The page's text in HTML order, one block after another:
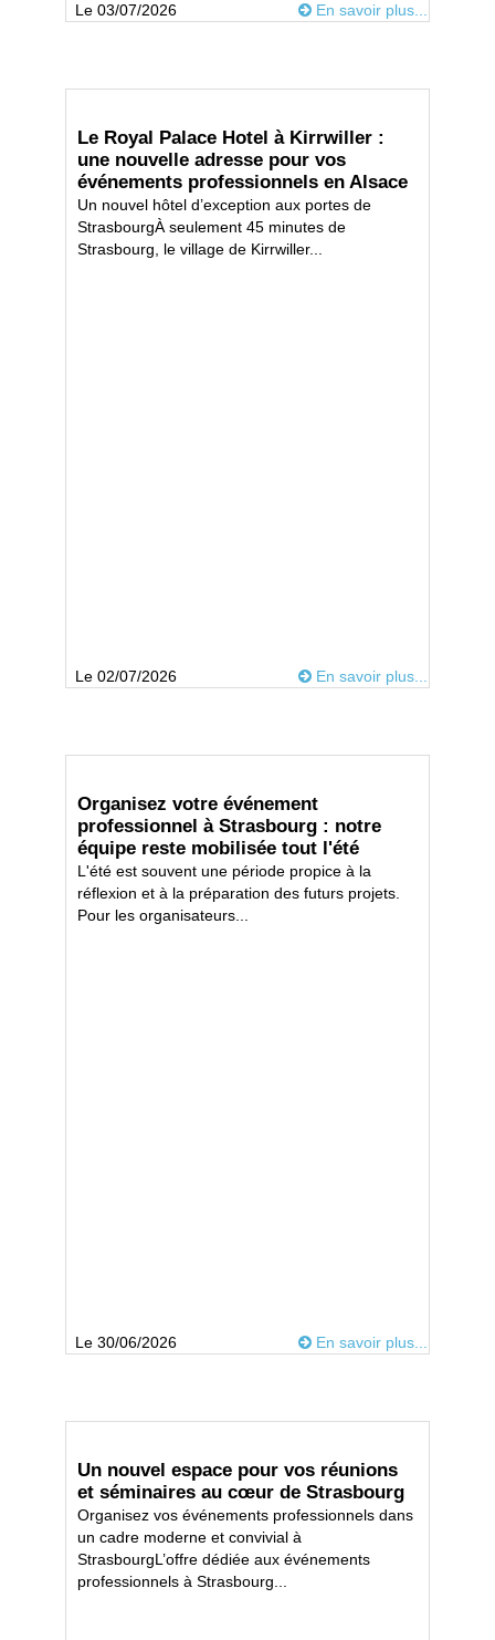
Le 03/07/2026 En savoir plus...
Le Royal Palace Hotel à Kirrwiller :
une nouvelle adresse pour vos
événements professionnels en Alsace
Un nouvel hôtel d’exception aux portes de
StrasbourgÀ seulement 45 minutes de
Strasbourg, le village de Kirrwiller...
Le 02/07/2026 En savoir plus...
Organisez votre événement
professionnel à Strasbourg : notre
équipe reste mobilisée tout l'été
L'été est souvent une période propice à la
réflexion et à la préparation des futurs projets.
Pour les organisateurs...
Le 30/06/2026 En savoir plus...
Un nouvel espace pour vos réunions
et séminaires au cœur de Strasbourg
Organisez vos événements professionnels dans
un cadre moderne et convivial à
StrasbourgL’offre dédiée aux événements
professionnels à Strasbourg...